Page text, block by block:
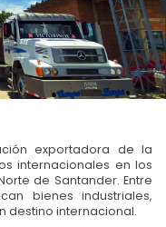
exportadora de la
internacionales en los
de Santander. Entre
bienes industriales,
destino internacional.